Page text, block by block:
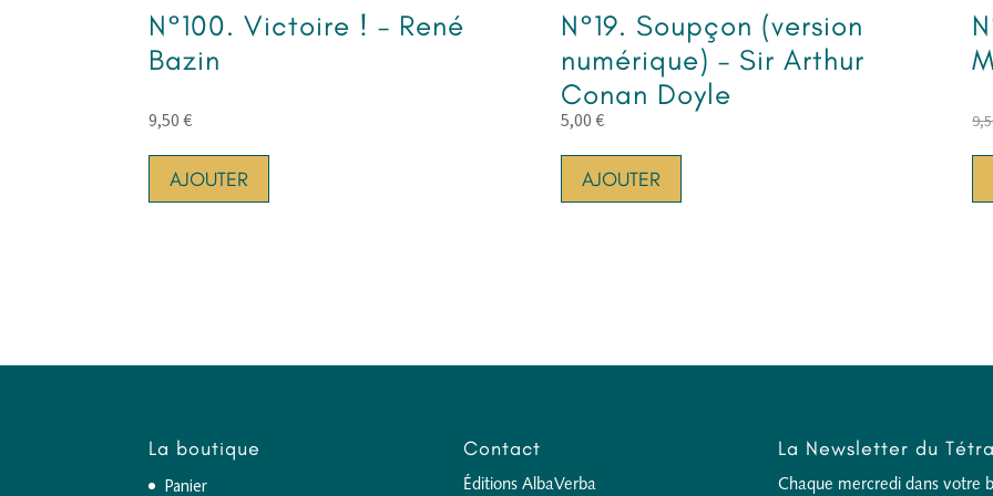
N°100. Victoire ! – René
Bazin
9,50€
AJOUTER
N°19. Soupçon (version
numérique) – Sir Arthur
Conan Doyle
5,00 €
AJOUTER
La boutique
Panier
Contact
Éditions AlbaVerba
La Newsletter du
Chaque mercredi dans votre